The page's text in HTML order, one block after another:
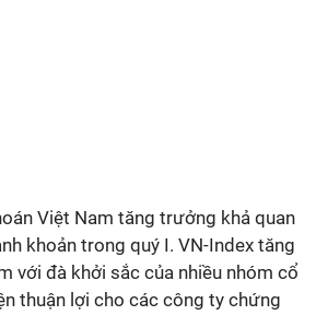
Việt Nam tăng trưởng khả quan
khoản trong quý I. VN-Index tăng
với đà khởi sắc của nhiều nhóm cổ
thuận lợi cho các công ty chứng